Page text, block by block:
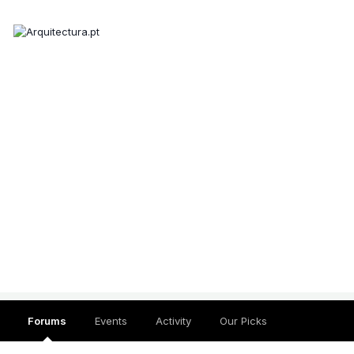
Forums Events Activity Our Picks